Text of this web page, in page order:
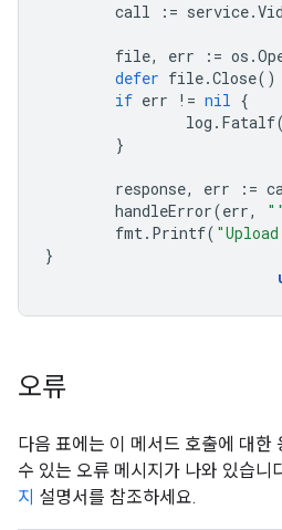
call := service.
file, err := os .
defer file.Close()
if err != nil {
log . Fatalf(
}
response, err :=
handleError(err, ""
fmt. Printf(
}
오류
다음 표에는 이 메서드 호출에 대한
수 있는 오류 메시지가 나와 있습니
지 설명서를 참조하세요.